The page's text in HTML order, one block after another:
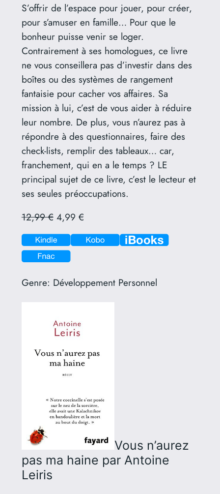
S’offrir de l’espace pour jouer, pour créer,
pour s’amuser en famille… Pour que le
bonheur puisse venir se loger.
Contrairement à ses homologues, ce livre
ne vous conseillera pas d’investir dans des
boîtes ou des systèmes de rangement
fantaisie pour cacher vos affaires. Sa
mission à lui, c’est de vous aider à réduire
leur nombre. De plus, vous n’aurez pas à
répondre à des questionnaires, faire des
check-lists, remplir des tableaux… car,
franchement, qui en a le temps ? LE
principal sujet de ce livre, c’est le lecteur et
ses seules préoccupations.
12,99 €4,99 €
Genre: Développement Personnel
Vous n’aurez
pas ma haine par Antoine
Leiris